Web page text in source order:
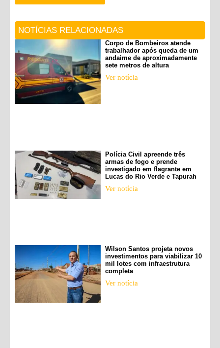
NOTÍCIAS RELACIONADAS
Corpo de Bombeiros atende
trabalhador após queda de um
andaime de aproximadamente
sete metros de altura
Ver notícia
Polícia Civil apreende três
armas de fogo e prende
investigado em flagrante em
Lucas do Rio Verde e Tapurah
Ver notícia
Wilson Santos projeta novos
investimentos para viabilizar 10
mil lotes com infraestrutura
completa
Ver notícia